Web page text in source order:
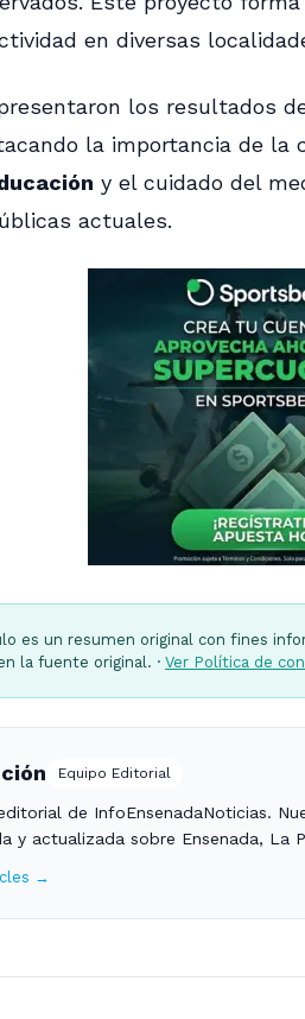
en diversas
los resultados
la importancia de la
y el cuidado del
actuales.
es un resumen original con fines
la fuente original. · Ver Política de
Equipo Editorial
de InfoEnsenadaNoticias.
y actualizada sobre Ensenada, La
→